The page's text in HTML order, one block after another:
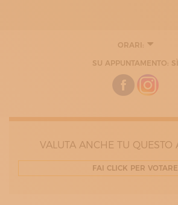
ORARI:
SU APPUNTAMENTO: SÌ
VALUTA ANCHE TU QUESTO
FAI CLICK PER VOTARE